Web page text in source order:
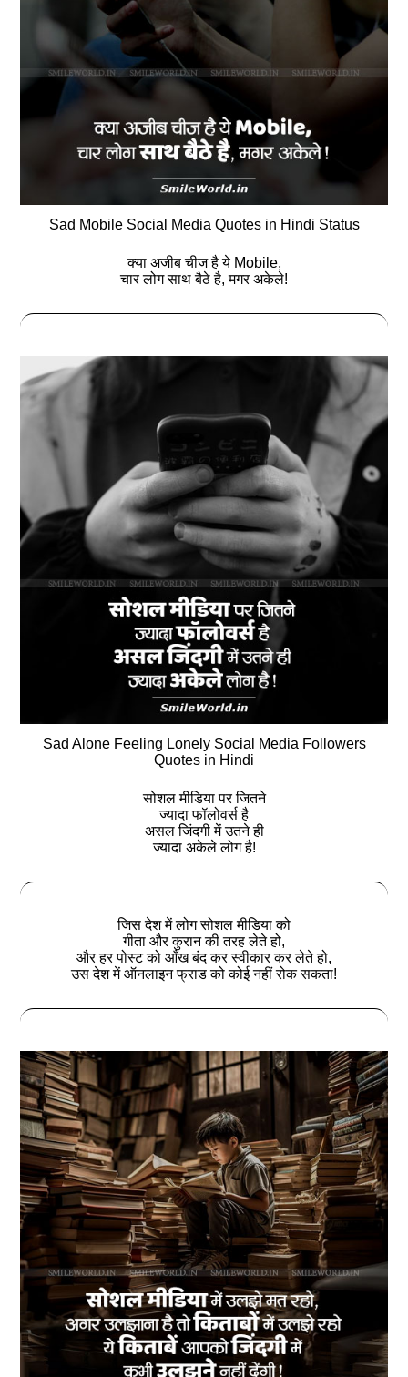
Sad Mobile Social Media Quotes in Hindi Status
क्या अजीब चीज है ये Mobile,
चार लोग साथ बैठे है, मगर अकेले!
Sad Alone Feeling Lonely Social Media Followers
Quotes in Hindi
सोशल मीडिया पर जितने
ज्यादा फॉलोवर्स है
असल जिंदगी में उतने ही
ज्यादा अकेले लोग है!
जिस देश में लोग सोशल मीडिया को
गीता और कुरान की तरह लेते हो,
और हर पोस्ट को आँख बंद कर स्वीकार कर लेते हो,
उस देश में ऑनलाइन फ्राड को कोई नहीं रोक सकता!